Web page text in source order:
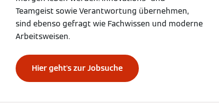
Teamgeist sowie Verantwortung übernehmen,
sind ebenso gefragt wie Fachwissen und moderne
Arbeitsweisen.
Hier geht's zur Jobsuche